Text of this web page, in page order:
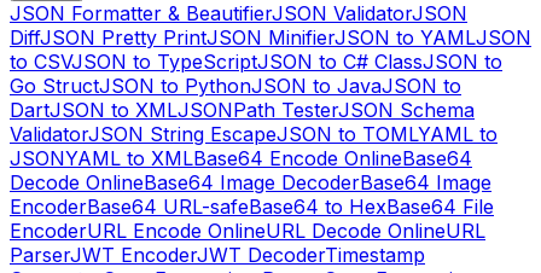
JSON Formatter & BeautifierJSON ValidatorJSON
DiffJSON Pretty PrintJSON MinifierJSON to YAMLJSON
to CSVJSON to TypeScriptJSON to C# ClassJSON to
Go StructJSON to PythonJSON to JavaJSON to
DartJSON to XMLJSONPath TesterJSON Schema
ValidatorJSON String EscapeJSON to TOMLYAML to
JSONYAML to XMLBase64 Encode OnlineBase64
Decode OnlineBase64 Image DecoderBase64 Image
EncoderBase64 URL-safeBase64 to HexBase64 File
EncoderURL Encode OnlineURL Decode OnlineURL
ParserJWT EncoderJWT DecoderTimestamp